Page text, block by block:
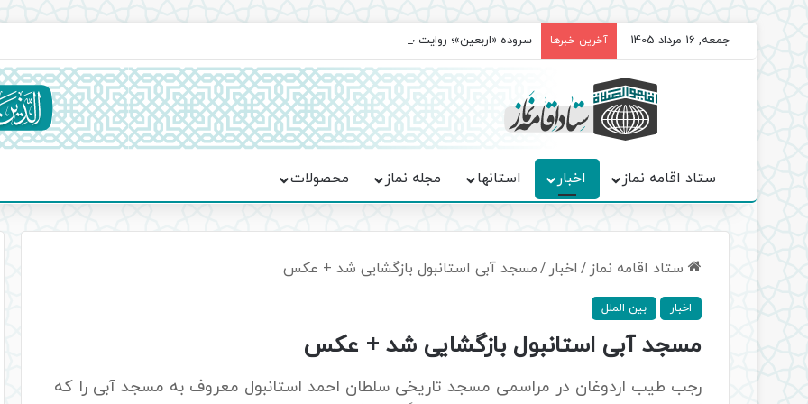
جمعه, 16 مرداد 1405 آخرین خبرها سروده‌ «اربعین»؛ روایت حماسه، استقامت و تمدن‌سازی امت اسلامی
ستاد اقامه نماز اخبار استانها مجله نماز محصولات
ستاد اقامه نماز / اخبار /مسجد آبی استانبول بازگشایی شد + عکس
اخبار بین الملل
مسجد آبی استانبول بازگشایی شد + عکس
رجب طیب اردوغان در مراسمی مسجد تاریخی سلطان احمد استانبول معروف به مسجد آبی را که